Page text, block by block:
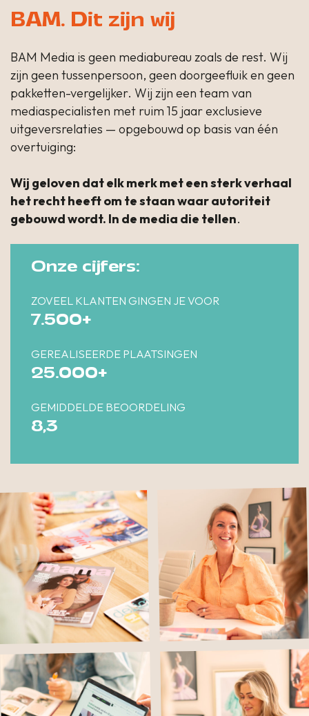
BAM. Dit zijn wij
BAM Media is geen mediabureau zoals de rest. Wij
zijn geen tussenpersoon, geen doorgeefluik en geen
pakketten-vergelijker. Wij zijn een team van
mediaspecialisten met ruim 15 jaar exclusieve
uitgeversrelaties — opgebouwd op basis van één
overtuiging:
Wij geloven dat elk merk met een sterk verhaal
het recht heeft om te staan waar autoriteit
gebouwd wordt. In de media die tellen.
Onze cijfers:
ZOVEEL KLANTEN GINGEN JE VOOR
7.500+
GEREALISEERDE PLAATSINGEN
25.000+
GEMIDDELDE BEOORDELING
8,3